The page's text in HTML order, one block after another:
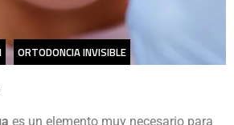
ORTODONCIA INVISIBLE
es un elemento muy necesario para